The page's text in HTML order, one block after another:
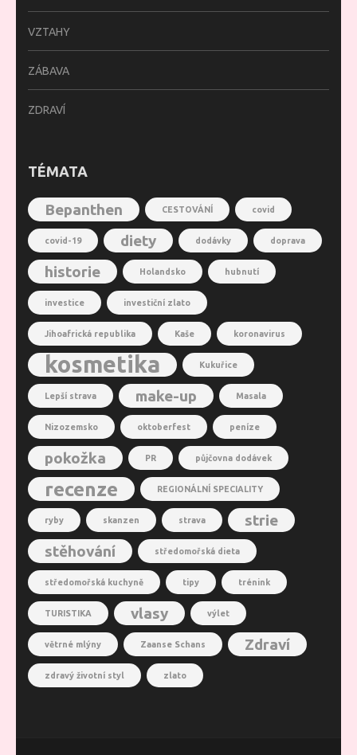
VZTAHY
ZÁBAVA
ZDRAVÍ
TÉMATA
Bepanthen CESTOVÁNÍ covid
covid-19 diety dodávky doprava
historie Holandsko hubnutí
investice investiční zlato
Jihoafrická republika Kaše koronavirus
kosmetika Kukuřice
Lepší strava make-up Masala
Nizozemsko oktoberfest peníze
pokožka PR půjčovna dodávek
recenze REGIONÁLNÍ SPECIALITY
ryby skanzen strava
strie
stěhování
středomořská dieta
středomořská kuchyně tipy trénink
TURISTIKA vlasy výlet
větrné mlýny Zaanse Schans Zdraví
zdravý životní styl zlato